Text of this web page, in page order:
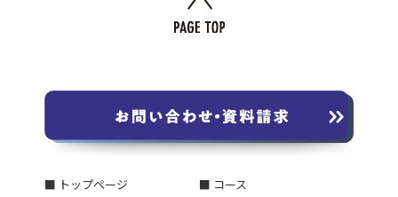
■ トップページ
■ コース